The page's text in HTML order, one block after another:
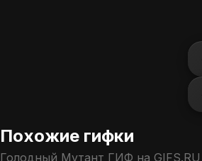
Похожие гифки
Голодный Мутант ГИФ на GIFS.RU